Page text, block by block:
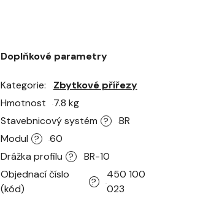
Doplňkové parametry
Kategorie
Zbytkové přířezy
Hmotnost
7.8 kg
?
Stavebnicový systém BR
?
Modul 60
?
Drážka profilu BR-10
?
Objednací číslo
(kód)
450 100
023